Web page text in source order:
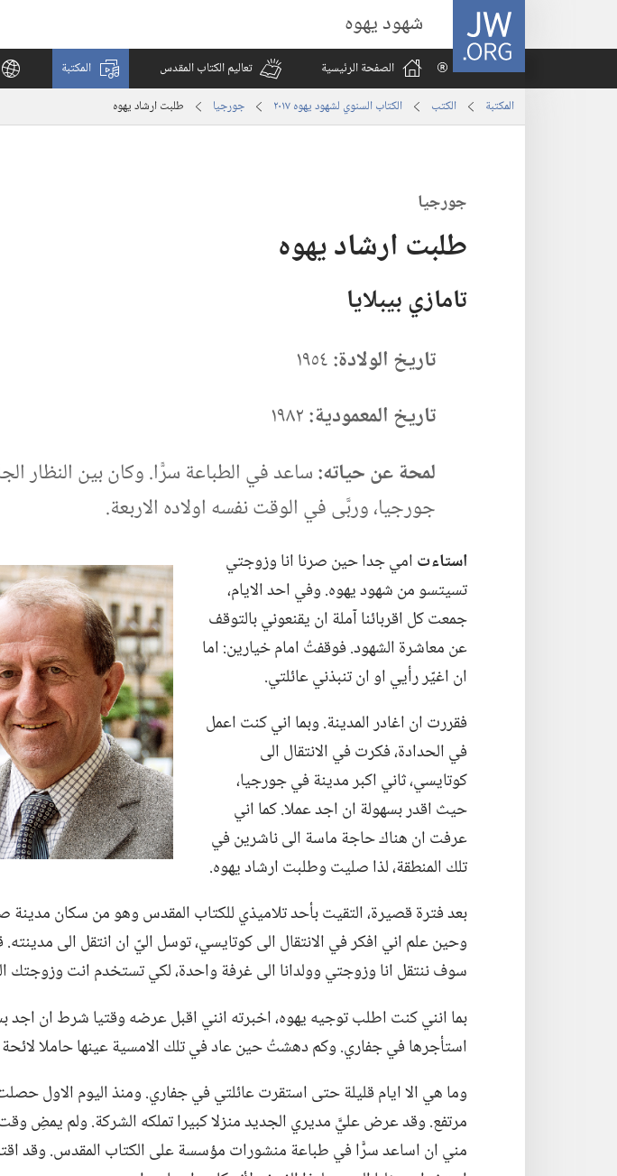
JW.ORG شهود يهوه
الصفحة الرئيسية
تعاليم الكتاب المقدس المكتبة
المكتبة الكتب الكتاب السنوي لشهود يهوه ٢٠١٧ جورجيا طلبت ارشاد يهوه
جورجيا
طلبت ارشاد يهوه
تامازي بيبلايا
تاريخ الولادة:‏
تاريخ المعمودية:‏
لمحة عن حياته:‏ساعد في الطباعة سرًّا.‏ وكان بين النظار
جورجيا،‏ وربَّى في الوقت نفسه اولاده الاربعة.‏
استاءتامي جدا حين صرنا انا وزوجتي
تسيتسو من شهود يهوه.‏ وفي احد الايام،‏
جمعت كل اقربائنا آملة ان يقنعوني بالتوقف
عن معاشرة الشهود.‏ فوقفتُ امام خيارين:‏ اما
ان اغيّر رأيي او ان تنبذني عائلتي.‏
فقررت ان اغادر المدينة.‏ وبما اني كنت اعمل
في الحدادة،‏ فكرت في الانتقال الى
كوتايسي،‏ ثاني اكبر مدينة في جورجيا،‏
حيث اقدر بسهولة ان اجد عملا.‏ كما اني
عرفت ان هناك حاجة ماسة الى ناشرين في
تلك المنطقة،‏ لذا صليت وطلبت ارشاد يهوه.‏
بعد فترة قصيرة،‏ التقيت بأحد تلاميذي للكتاب المقدس وهو من سكان
وحين علم اني افكر في الانتقال الى كوتايسي،‏ توسل اليّ ان انتقل الى
سوف ننتقل انا وزوجتي وولدانا الى غرفة واحدة،‏ لكي تستخدم انت وزوجتك
بما انني كنت اطلب توجيه يهوه،‏ اخبرته انني اقبل عرضه وقتيا شرط ان اجد
استأجرها في جفاري.‏ وكم دهشتُ حين عاد في تلك الامسية عينها حاملا
وما هي الا ايام قليلة حتى استقرت عائلتي في جفاري.‏ ومنذ اليوم الاول
مرتفع.‏ وقد عرض عليَّ مديري الجديد منزلا كبيرا تملكه الشركة.‏ ولم يمضِ
مني ان اساعد سرًّا في طباعة منشورات مؤسسة على الكتاب المقدس.‏ وقد